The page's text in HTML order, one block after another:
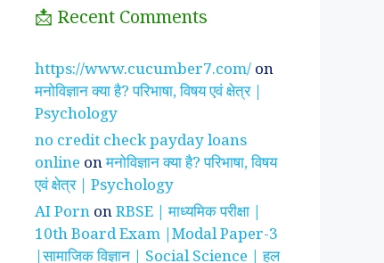
📩 Recent Comments
https://www.cucumber7.com/ on
मनोविज्ञान क्या है? परिभाषा, विषय एवं क्षेत्र |
Psychology
no credit check payday loans
online onमनोविज्ञान क्या है? परिभाषा, विषय
एवं क्षेत्र | Psychology
AI Porn onRBSE | माध्यमिक परीक्षा |
10th Board Exam |Modal Paper-3
|सामाजिक विज्ञान | Social Science | हल